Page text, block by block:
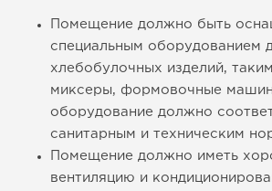
Помещение должно быть
специальным оборудованием
хлебобулочных изделий,
миксеры, формовочные
оборудование должно
санитарным и техническим
Помещение должно иметь
вентиляцию и